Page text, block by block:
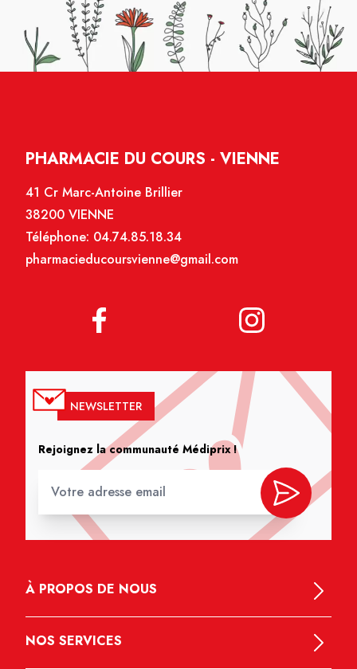
PHARMACIE DU COURS - VIENNE
41 Cr Marc-Antoine Brillier
38200 VIENNE
Téléphone: 04.74.85.18.34
pharmacieducoursvienne@gmail.com
NEWSLETTER
Rejoignez la communauté Médiprix !
À PROPOS DE NOUS
NOS SERVICES